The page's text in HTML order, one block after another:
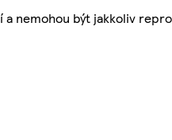
nemohou být jakkoliv